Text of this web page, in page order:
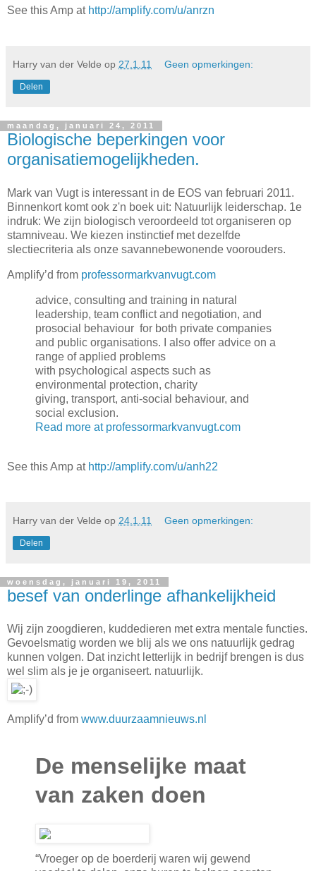
See this Amp at http://amplify.com/u/anrzn
Harry van der Velde op 27.1.11 Geen opmerkingen:
Delen
maandag, januari 24, 2011
Biologische beperkingen voor
organisatiemogelijkheden.
Mark van Vugt is interessant in de EOS van februari 2011.
Binnenkort komt ook z'n boek uit: Natuurlijk leiderschap. 1e
indruk: We zijn biologisch veroordeeld tot organiseren op
stamniveau. We kiezen instinctief met dezelfde
slectiecriteria als onze savannebewonende voorouders.
Amplify’d from professormarkvanvugt.com
advice, consulting and training in natural
leadership, team conflict and negotiation, and
prosocial behaviour for both private companies
and public organisations. I also offer advice on a
range of applied problems
with psychological aspects such as
environmental protection, charity
giving, transport, anti-social behaviour, and
social exclusion.
Read more at professormarkvanvugt.com
See this Amp at http://amplify.com/u/anh22
Harry van der Velde op 24.1.11 Geen opmerkingen:
Delen
woensdag, januari 19, 2011
besef van onderlinge afhankelijkheid
Wij zijn zoogdieren, kuddedieren met extra mentale functies.
Gevoelsmatig worden we blij als we ons natuurlijk gedrag
kunnen volgen. Dat inzicht letterlijk in bedrijf brengen is dus
wel slim als je je organiseert. natuurlijk.
Amplify’d from www.duurzaamnieuws.nl
De menselijke maat
van zaken doen
“Vroeger op de boerderij waren wij gewend